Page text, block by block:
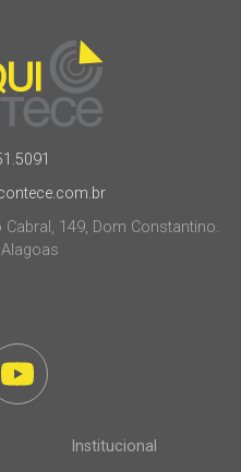
149, Dom Constantino.
Institucional